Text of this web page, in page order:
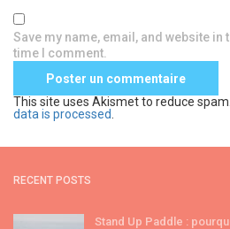
Save my name, email, and website
time I comment.
This site uses Akismet to reduce spam.
data is processed
RECENT POSTS
Stand Up Paddle :